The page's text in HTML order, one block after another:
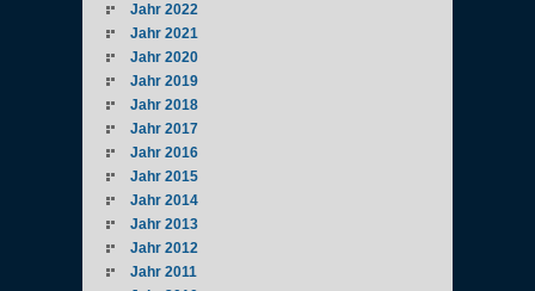
Jahr 2022
Jahr 2021
Jahr 2020
Jahr 2019
Jahr 2018
Jahr 2017
Jahr 2016
Jahr 2015
Jahr 2014
Jahr 2013
Jahr 2012
Jahr 2011